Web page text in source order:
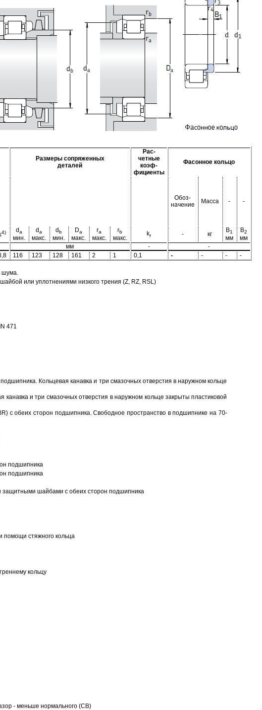
Размеры сопряженных
деталей
Рас-
четные
коэф-
фициенты
Фасонное кольцо
Обоз-
начение
Масса - -
4) da
мин.
da
макс.
d b
мин.
Da
макс.
ra
макс.
rb
макс.
kr - кг
B1
мм
B2
мм
мм -
-
116 123 128 161 2 1 0,1 - - - -
шума.
или уплотнениями низкого трения (Z, RZ, RSL)
471
Кольцевая канавка и три смазочных отверстия в наружном кольце
и три смазочных отверстия в наружном кольце закрыты пластиковой
с обеих сторон подшипника. Свободное пространство в подшипнике на 70-
подшипника
подшипника
защитными шайбами с обеих сторон подшипника
помощи стяжного кольца
кольцу
- меньше нормального (CB)